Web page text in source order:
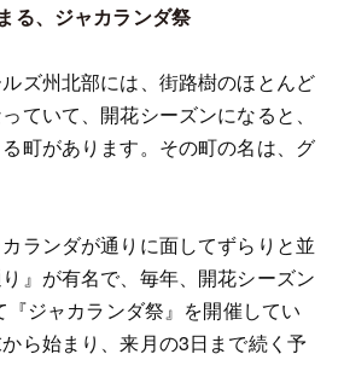
る、ジャカランダ祭
ズ州北部には、街路樹のほとんど
ていて、開花シーズンになると、
町があります。その町の名は、グ
ランダが通りに面してずらりと並
』が有名で、毎年、開花シーズン
ジャカランダ祭』を開催してい
ら始まり、来月の3日まで続く予